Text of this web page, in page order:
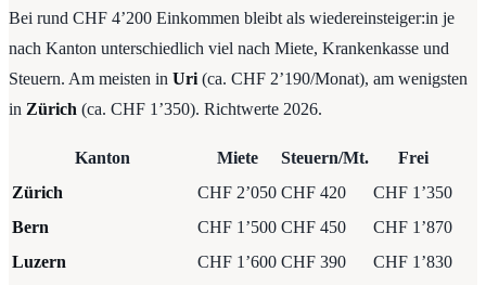
Bei rund CHF 4’200 Einkommen bleibt als wiedereinsteiger:in je
nach Kanton unterschiedlich viel nach Miete, Krankenkasse und
Steuern. Am meisten in Uri (ca. CHF 2’190/Monat), am wenigsten
in Zürich (ca. CHF 1’350). Richtwerte 2026.
Kanton Miete Steuern/Mt.
Frei
Zürich
CHF 2’050 CHF 420
CHF 1’350
Bern
CHF 1’500 CHF 450
CHF 1’870
Luzern
CHF 1’600 CHF 390
CHF 1’830